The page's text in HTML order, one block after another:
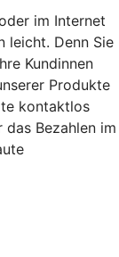
im Internet
leicht. Denn Sie
Kundinnen
Produkte
kontaktlos
Bezahlen im